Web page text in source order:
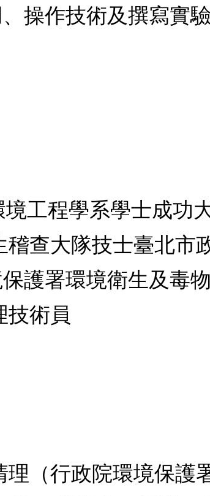
操作技術及撰寫實
工程學系學士成功
查大隊技士臺北市
護署環境衛生及毒
技術員
（行政院環境保護